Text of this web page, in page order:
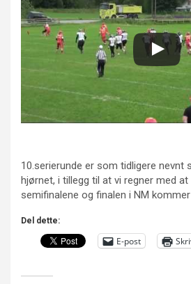
10.serierunde er som tidligere nevnt
hjørnet, i tillegg til at vi regner med
semifinalene og finalen i NM
Del dette:
E-post